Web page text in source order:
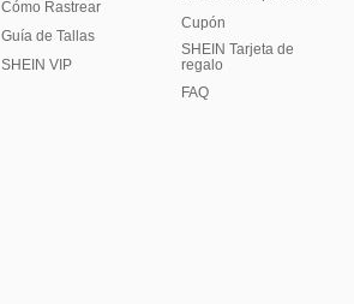
Cómo Rastrear
Guía de Tallas
SHEIN VIP
Cupón
SHEIN Tarjeta de
regalo
FAQ